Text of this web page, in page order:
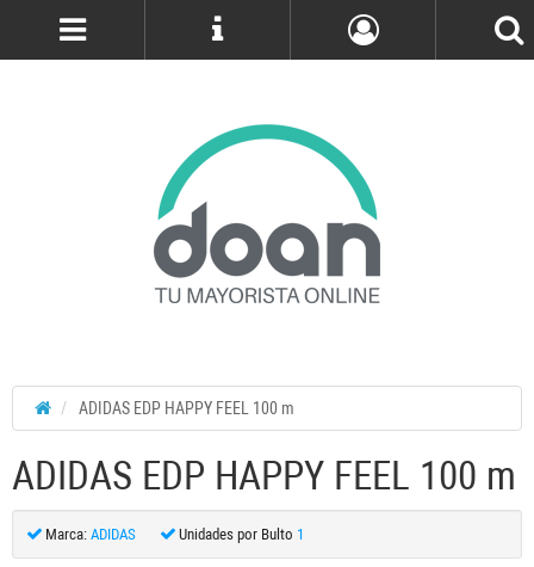
ADIDAS EDP HAPPY FEEL 100 m
ADIDAS EDP HAPPY FEEL 100 m
Marca: ADIDAS Unidades por Bulto 1